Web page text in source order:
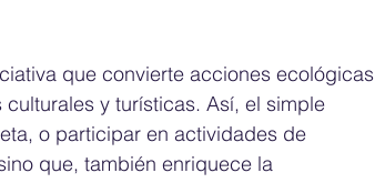
que convierte acciones ecológicas
y turísticas. Así, el simple
o participar en actividades de
que, también enriquece la